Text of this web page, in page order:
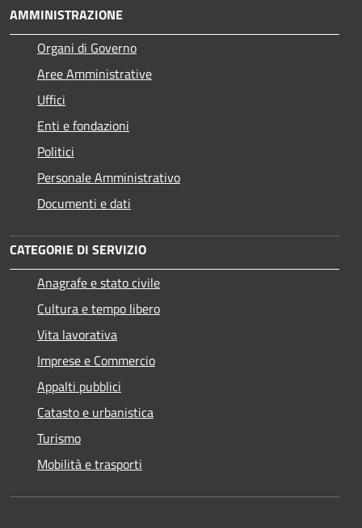
AMMINISTRAZIONE
Organi di Governo
Aree Amministrative
Uffici
Enti e fondazioni
Politici
Personale Amministrativo
Documenti e dati
CATEGORIE DI SERVIZIO
Anagrafe e stato civile
Cultura e tempo libero
Vita lavorativa
Imprese e Commercio
Appalti pubblici
Catasto e urbanistica
Turismo
Mobilità e trasporti